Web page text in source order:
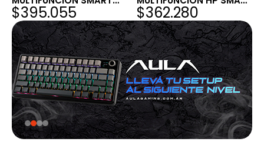
TANK
$395.055 TANK 520
$362.280